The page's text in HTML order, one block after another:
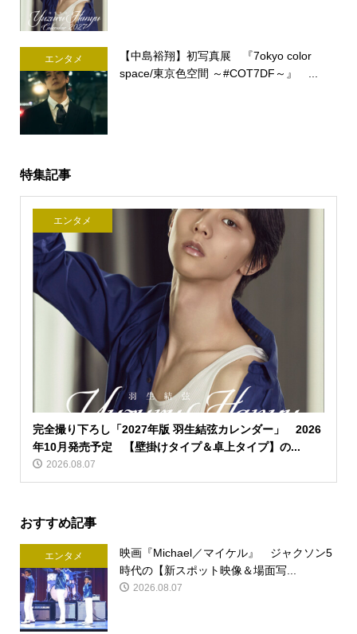
エンタメ
【中島裕翔】初写真展 『7okyo color
space/東京色空間 ～#COT7DF～』 ...
特集記事
エンタメ
完全撮り下ろし「2027年版 羽生結弦カレンダー」 2026
年10月発売予定 【壁掛けタイプ＆卓上タイプ】の...
2026.08.07
おすすめ記事
エンタメ
映画『Michael／マイケル』 ジャクソン5
時代の【新スポット映像＆場面写...
2026.08.07